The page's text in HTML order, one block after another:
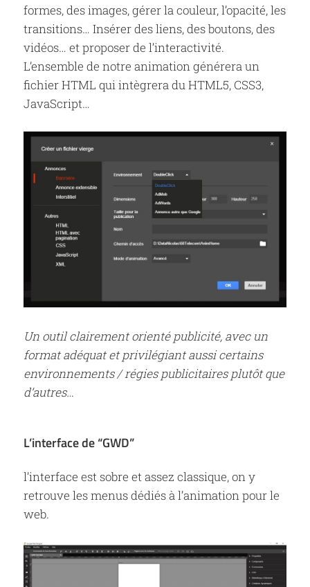
formes, des images, gérer la couleur, l’opacité, les
transitions… Insérer des liens, des boutons, des
vidéos… et proposer de l’interactivité.
L’ensemble de notre animation générera un
fichier HTML qui intègrera du HTML5, CSS3,
JavaScript…
Un outil clairement orienté publicité, avec un
format adéquat et privilégiant aussi certains
environnements / régies publicitaires plutôt que
d’autres…
L’interface de “GWD”
l’interface est sobre et assez classique, on y
retrouve les menus dédiés à l’animation pour le
web.